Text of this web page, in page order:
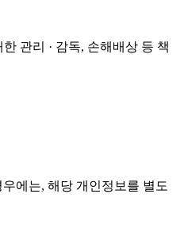
관리 · 감독, 손해배상 등 책
에는, 해당 개인정보를 별도